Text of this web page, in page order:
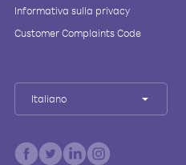
Informativa sulla privacy
Customer Complaints Code
Italiano